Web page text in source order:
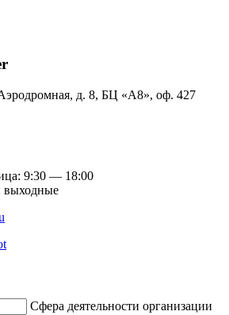
д. 8, БЦ «А8», оф. 427
9:30 — 18:00
выходные
Сфера деятельности организации